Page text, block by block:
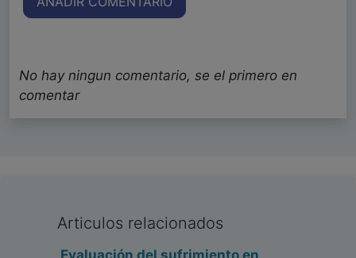
No hay ningun comentario, se el primero en
comentar
Articulos relacionados